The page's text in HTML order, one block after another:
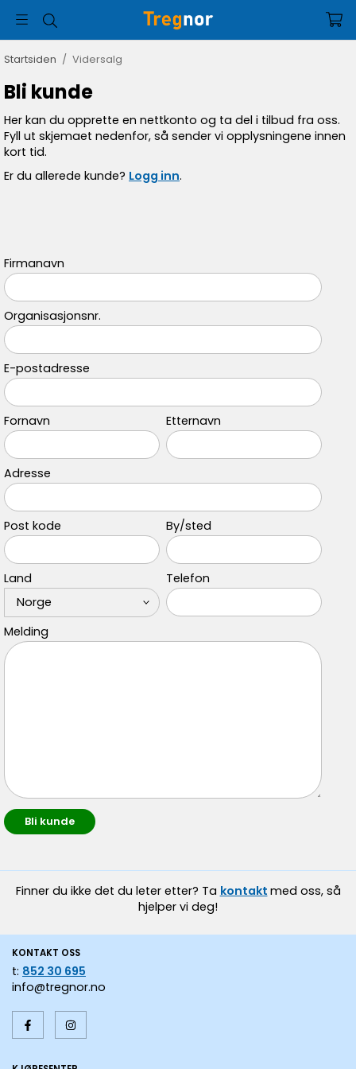
Startsiden / Vidersalg
Bli kunde
Her kan du opprette en nettkonto og ta del i tilbud fra oss.
Fyll ut skjemaet nedenfor, så sender vi opplysningene innen
kort tid.
Er du allerede kunde? Logg inn.
Firmanavn
Organisasjonsnr.
E-postadresse
Fornavn Etternavn
Adresse
Post kode By/sted
Land Telefon
Melding
Finner du ikke det du leter etter? Ta kontakt med oss, så
hjelper vi deg!
KONTAKT OSS
t: 852 30 695
info@tregnor.no